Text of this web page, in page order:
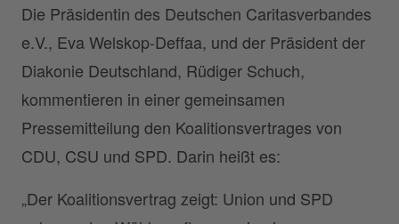
Die Präsidentin des Deutschen Caritasverbandes
e.V., Eva Welskop-Deffaa, und der Präsident der
Diakonie Deutschland, Rüdiger Schuch,
kommentieren in einer gemeinsamen
Pressemitteilung den Koalitionsvertrages von
CDU, CSU und SPD. Darin heißt es:
„Der Koalitionsvertrag zeigt: Union und SPD